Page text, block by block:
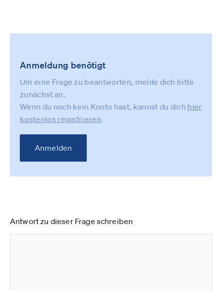
Anmeldung benötigt
Um eine Frage zu beantworten, melde dich bitte
zunächst an.
Wenn du noch kein Konto hast, kannst du dich hier
kostenlos registrieren.
Anmelden
Antwort zu dieser Frage schreiben